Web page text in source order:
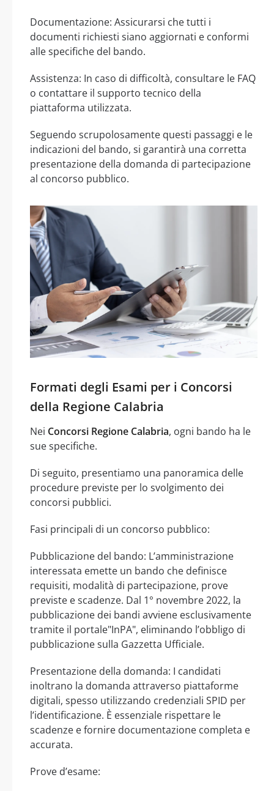
Documentazione: Assicurarsi che tutti i
documenti richiesti siano aggiornati e conformi
alle specifiche del bando.
Assistenza: In caso di difficoltà, consultare le FAQ
o contattare il supporto tecnico della
piattaforma utilizzata.
Seguendo scrupolosamente questi passaggi e le
indicazioni del bando, si garantirà una corretta
presentazione della domanda di partecipazione
al concorso pubblico.
Formati degli Esami per i Concorsi
della Regione Calabria
Nei Concorsi Regione Calabria, ogni bando ha le
sue specifiche.
Di seguito, presentiamo una panoramica delle
procedure previste per lo svolgimento dei
concorsi pubblici.
Fasi principali di un concorso pubblico:
Pubblicazione del bando: L’amministrazione
interessata emette un bando che definisce
requisiti, modalità di partecipazione, prove
previste e scadenze. Dal 1° novembre 2022, la
pubblicazione dei bandi avviene esclusivamente
tramite il portale"InPA", eliminando l’obbligo di
pubblicazione sulla Gazzetta Ufficiale.
Presentazione della domanda: I candidati
inoltrano la domanda attraverso piattaforme
digitali, spesso utilizzando credenziali SPID per
l’identificazione. È essenziale rispettare le
scadenze e fornire documentazione completa e
accurata.
Prove d’esame: